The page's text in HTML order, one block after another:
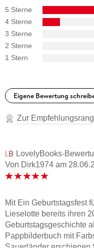
5 Sterne
4 Sterne
3 Sterne
2 Sterne
1 Stern
Eigene Bewertung
Zur
LovelyBooks-
Von Dirk1974 am
Mit Ein Geburtstagsfest
Lieselotte bereits ihren
Geburtstagsgeschichte
Pappbilderbuch mit
Sauerländer